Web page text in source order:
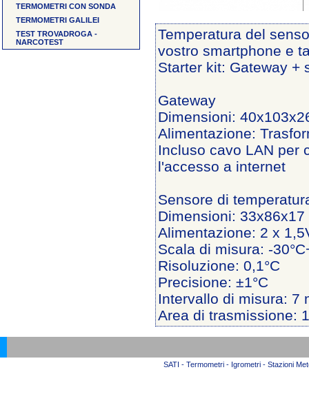
TERMOMETRI CON SONDA
TERMOMETRI GALILEI
TEST TROVADROGA -
NARCOTEST
Temperatura del
vostro smartphone e
Starter kit: Gateway +
Gateway
Dimensioni:
Alimentazione:
Incluso cavo LAN per
l'accesso a internet
Sensore di
Dimensioni: 33x86x17
Alimentazione: 2 x
Scala di misura: -
Risoluzione: 0,1°C
Precisione: ±1°C
Intervallo di misura: 7
Area di trasmissione:
SATI - Termometri - Igrometri - Stazioni